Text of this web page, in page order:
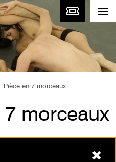
Pièce en 7 morceaux
7 morceaux